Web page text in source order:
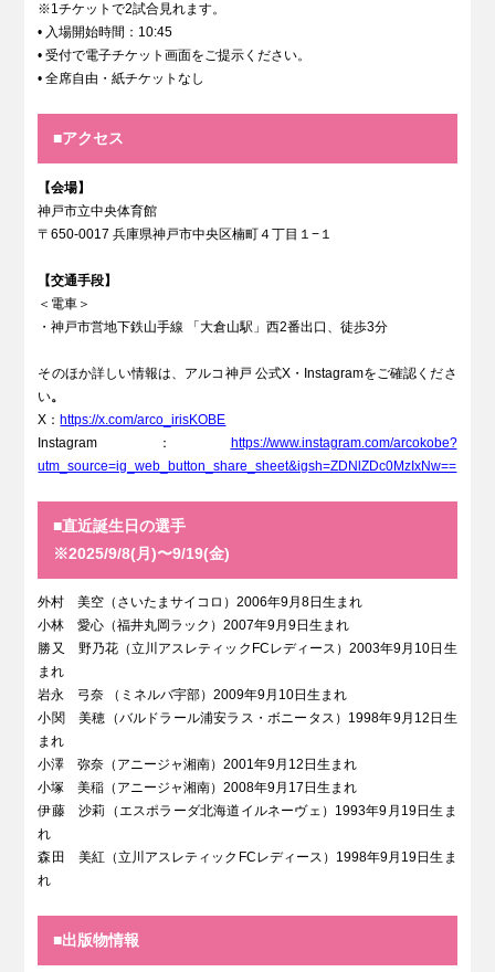
※1チケットで2試合見れます。
• 入場開始時間：10:45
• 受付で電子チケット画面をご提示ください。
• 全席自由・紙チケットなし
■アクセス
【会場】
神戸市立中央体育館
〒650-0017 兵庫県神戸市中央区楠町４丁目１−１
【交通手段】
＜電車＞
・神戸市営地下鉄山手線 「大倉山駅」西2番出口、徒歩3分
そのほか詳しい情報は、アルコ神戸 公式X・Instagramをご確認くださ
い。
X：https://x.com/arco_irisKOBE
Instagram： https://www.instagram.com/arcokobe?
utm_source=ig_web_button_share_sheet&igsh=ZDNlZDc0MzIxNw==
■直近誕生日の選手
※2025/9/8(月)〜9/19(金)
外村 美空（さいたまサイコロ）2006年9月8日生まれ
小林 愛心（福井丸岡ラック）2007年9月9日生まれ
勝又 野乃花（立川アスレティックFCレディース）2003年9月10日生
まれ
岩永 弓奈 （ミネルバ宇部）2009年9月10日生まれ
小関 美穂（バルドラール浦安ラス・ボニータス）1998年9月12日生
まれ
小澤 弥奈（アニージャ湘南）2001年9月12日生まれ
小塚 美稲（アニージャ湘南）2008年9月17日生まれ
伊藤 沙莉（エスポラーダ北海道イルネーヴェ）1993年9月19日生ま
れ
森田 美紅（立川アスレティックFCレディース）1998年9月19日生ま
れ
■出版物情報